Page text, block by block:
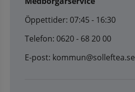
Öppettider: 07:45 - 16:30
Telefon: 0620 - 68 20 00
E-post: kommun@solleftea.se